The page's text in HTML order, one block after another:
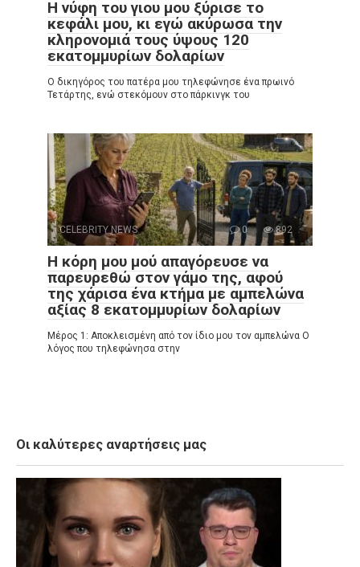
Η νύφη του γιου μου ξύρισε το
κεφάλι μου, κι εγώ ακύρωσα την
κληρονομιά τους ύψους 120
εκατομμυρίων δολαρίων
Ο δικηγόρος του πατέρα μου τηλεφώνησε ένα πρωινό
Τετάρτης, ενώ στεκόμουν στο πάρκινγκ του
CELEBRITY NEWS 0 892
Η κόρη μου μού απαγόρευσε να
παρευρεθώ στον γάμο της, αφού
της χάρισα ένα κτήμα με αμπελώνα
αξίας 8 εκατομμυρίων δολαρίων
Μέρος 1: Αποκλεισμένη από τον ίδιο μου τον αμπελώνα Ο
λόγος που τηλεφώνησα στην
Οι καλύτερες αναρτήσεις μας